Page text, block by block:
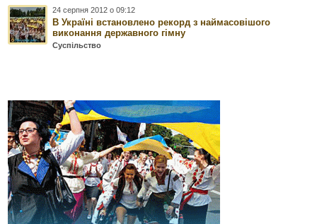
24 серпня 2012 о 09:12
В Україні встановлено рекорд з наймасовішого
виконання державного гімну
Суспільство